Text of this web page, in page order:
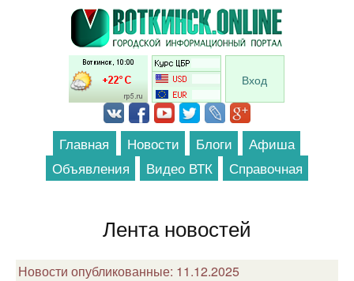
Перейти к основному содержанию
Вход
Главная Новости Блоги
Афиша
Объявления
Видео ВТК Справочная
Лента новостей
Новости опубликованные: 11.12.2025